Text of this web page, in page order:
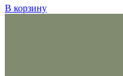
В корзину